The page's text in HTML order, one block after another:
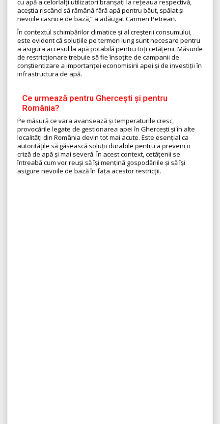
cu apă a celorlalți utilizatori branșați la rețeaua respectivă,
aceștia riscând să rămână fără apă pentru băut, spălat și
nevoile casnice de bază,” a adăugat Carmen Petrean.
În contextul schimbărilor climatice și al creșterii consumului,
este evident că soluțiile pe termen lung sunt necesare pentru
a asigura accesul la apă potabilă pentru toți cetățenii. Măsurile
de restricționare trebuie să fie însoțite de campanii de
conștientizare a importanței economisirii apei și de investiții în
infrastructura de apă.
Ce urmează pentru Ghercești și pentru
România?
Pe măsură ce vara avansează și temperaturile cresc,
provocările legate de gestionarea apei în Ghercești și în alte
localități din România devin tot mai acute. Este esențial ca
autoritățile să găsească soluții durabile pentru a preveni o
criză de apă și mai severă. În acest context, cetățenii se
întreabă cum vor reuși să își mențină gospodăriile și să își
asigure nevoile de bază în fața acestor restricții.